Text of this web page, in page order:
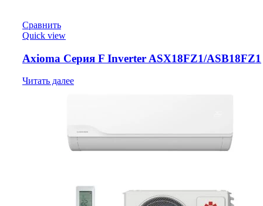
Сравнить
Quick view
Axioma Серия F Inverter ASX18FZ1/ASB18FZ1
Читать далее